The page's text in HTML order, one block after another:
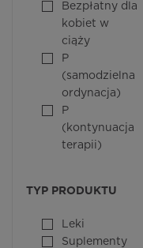
Bezpłatny dla
kobiet w
ciąży
P
(samodzielna
ordynacja)
P
(kontynuacja
terapii)
TYP PRODUKTU
Leki
Suplementy